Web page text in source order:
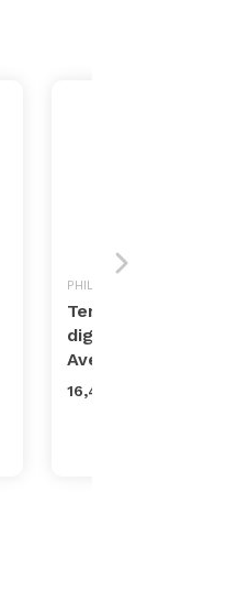
PHILIPS
Termómetro
digital Philips
Avent
16,45 €